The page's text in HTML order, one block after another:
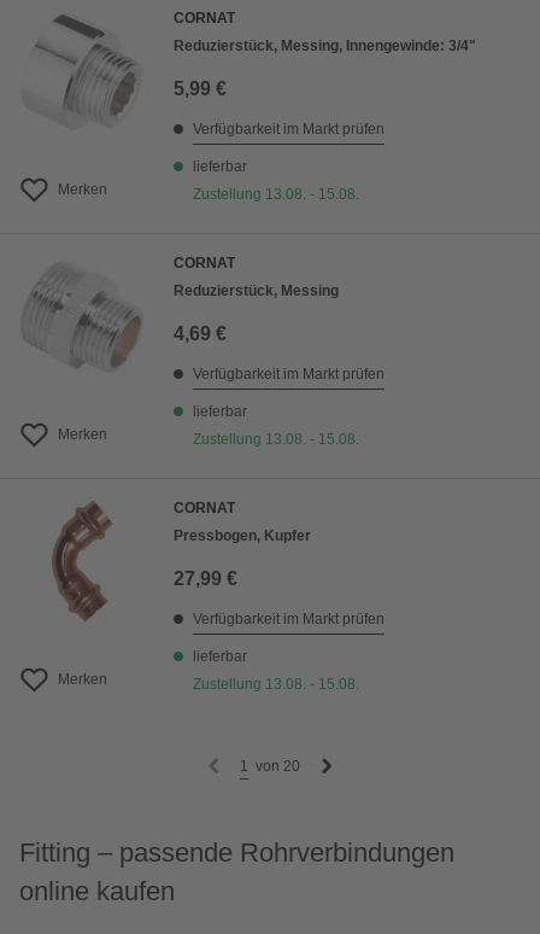
Merken
CORNAT
Reduzierstück, Messing, Innengewinde: 3/4"
5,99 €
Verfügbarkeit im Markt prüfen
lieferbar
Zustellung 13.08. - 15.08.
Merken
CORNAT
Reduzierstück, Messing
4,69 €
Verfügbarkeit im Markt prüfen
lieferbar
Zustellung 13.08. - 15.08.
Merken
CORNAT
Pressbogen, Kupfer
27,99 €
Verfügbarkeit im Markt prüfen
lieferbar
Zustellung 13.08. - 15.08.
1 von 20
Fitting – passende Rohrverbindungen
online kaufen